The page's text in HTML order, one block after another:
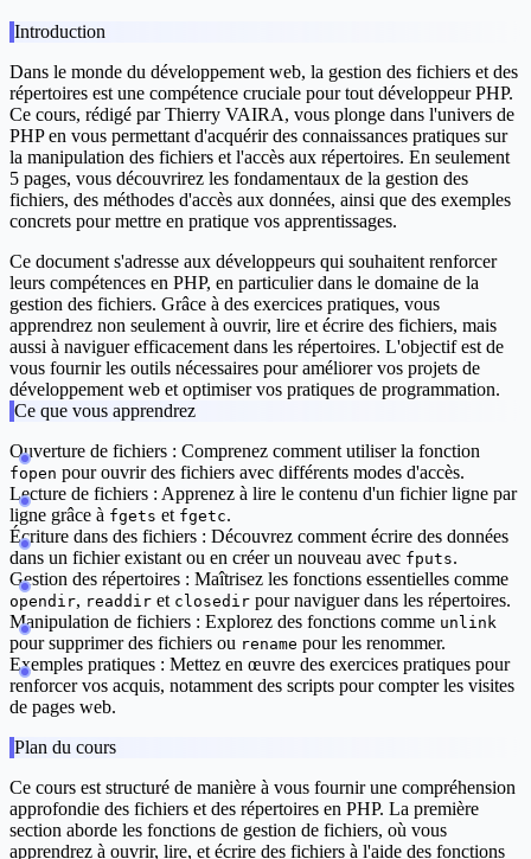
Introduction
Dans le monde du développement web, la gestion des fichiers et des
répertoires est une compétence cruciale pour tout développeur PHP.
Ce cours, rédigé par Thierry VAIRA, vous plonge dans l'univers de
PHP en vous permettant d'acquérir des connaissances pratiques sur
la manipulation des fichiers et l'accès aux répertoires. En seulement
5 pages, vous découvrirez les fondamentaux de la gestion des
fichiers, des méthodes d'accès aux données, ainsi que des exemples
concrets pour mettre en pratique vos apprentissages.
Ce document s'adresse aux développeurs qui souhaitent renforcer
leurs compétences en PHP, en particulier dans le domaine de la
gestion des fichiers. Grâce à des exercices pratiques, vous
apprendrez non seulement à ouvrir, lire et écrire des fichiers, mais
aussi à naviguer efficacement dans les répertoires. L'objectif est de
vous fournir les outils nécessaires pour améliorer vos projets de
développement web et optimiser vos pratiques de programmation.
Ce que vous apprendrez
Ouverture de fichiers : Comprenez comment utiliser la fonction
fopen pour ouvrir des fichiers avec différents modes d'accès.
Lecture de fichiers : Apprenez à lire le contenu d'un fichier ligne par
ligne grâce à fgets et fgetc.
Écriture dans des fichiers : Découvrez comment écrire des données
dans un fichier existant ou en créer un nouveau avec fputs.
Gestion des répertoires : Maîtrisez les fonctions essentielles comme
opendir, readdir et closedir pour naviguer dans les répertoires.
Manipulation de fichiers : Explorez des fonctions comme unlink
pour supprimer des fichiers ou rename pour les renommer.
Exemples pratiques : Mettez en œuvre des exercices pratiques pour
renforcer vos acquis, notamment des scripts pour compter les visites
de pages web.
Plan du cours
Ce cours est structuré de manière à vous fournir une compréhension
approfondie des fichiers et des répertoires en PHP. La première
section aborde les fonctions de gestion de fichiers, où vous
apprendrez à ouvrir, lire, et écrire des fichiers à l'aide des fonctions